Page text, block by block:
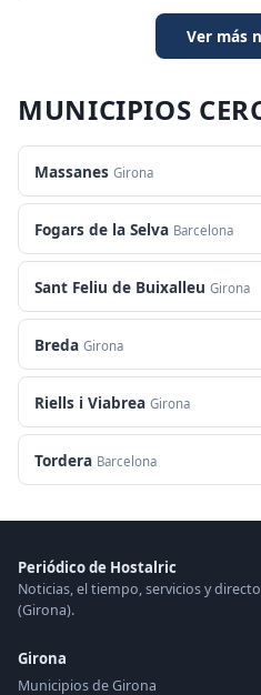
Ver más
MUNICIPIOS
Massanes Girona
Fogars de la Selva Barcelona
Sant Feliu de Buixalleu Girona
Breda Girona
Riells i Viabrea Girona
Tordera Barcelona
Periódico de Hostalric
Noticias, el tiempo, servicios y
(Girona).
Girona
Municipios de Girona